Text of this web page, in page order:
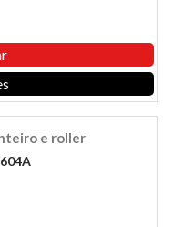
e roller